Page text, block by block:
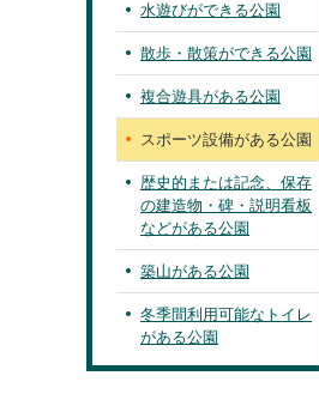
水遊びができる公園
散歩・散策ができる公園
複合遊具がある公園
スポーツ設備がある公園
歴史的または記念、保存
の建造物・碑・説明看板
などがある公園
築山がある公園
冬季間利用可能なトイレ
がある公園